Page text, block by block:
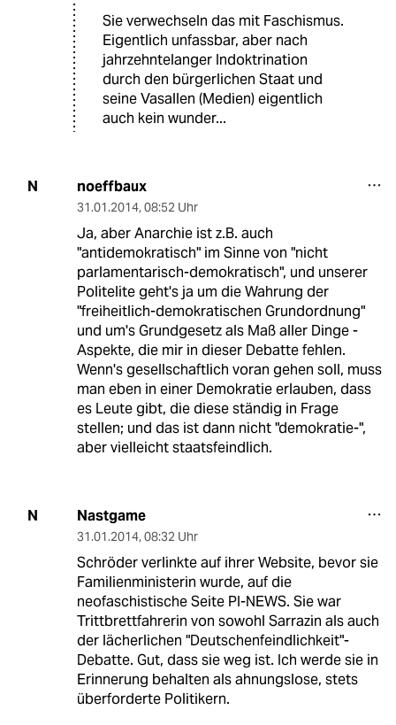
Sie verwechseln das mit Faschismus.
Eigentlich unfassbar, aber nach
jahrzehntelanger Indoktrination
durch den bürgerlichen Staat und
seine Vasallen (Medien) eigentlich
auch kein wunder...
N noeffbaux
31.01.2014, 08:52 Uhr
Ja, aber Anarchie ist z.B. auch
"antidemokratisch" im Sinne von "nicht
parlamentarisch-demokratisch", und unserer
Politelite geht's ja um die Wahrung der
"freiheitlich-demokratischen Grundordnung"
und um's Grundgesetz als Maß aller Dinge -
Aspekte, die mir in dieser Debatte fehlen.
Wenn's gesellschaftlich voran gehen soll, muss
man eben in einer Demokratie erlauben, dass
es Leute gibt, die diese ständig in Frage
stellen; und das ist dann nicht "demokratie-",
aber vielleicht staatsfeindlich.
N Nastgame
31.01.2014, 08:32 Uhr
Schröder verlinkte auf ihrer Website, bevor sie
Familienministerin wurde, auf die
neofaschistische Seite PI-NEWS. Sie war
Trittbrettfahrerin von sowohl Sarrazin als auch
der lächerlichen "Deutschenfeindlichkeit"-
Debatte. Gut, dass sie weg ist. Ich werde sie in
Erinnerung behalten als ahnungslose, stets
überforderte Politikern.